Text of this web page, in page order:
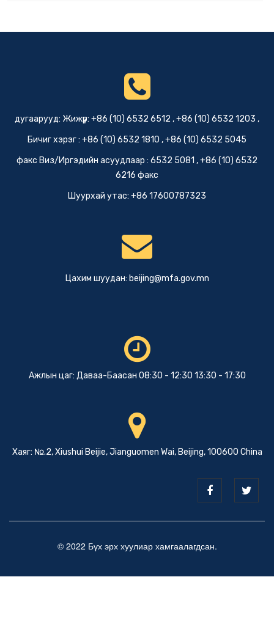
дугаарууд: Жижүүр: +86 (10) 6532 6512 , +86 (10) 6532 1203 ,
Бичиг хэрэг : +86 (10) 6532 1810 , +86 (10) 6532 5045
факс Виз/Иргэдийн асуудлаар : 6532 5081 , +86 (10) 6532
6216 факс
Шуурхай утас: +86 17600787323
Цахим шуудан: beijing@mfa.gov.mn
Ажлын цаг: Даваа-Баасан 08:30 - 12:30 13:30 - 17:30
Хаяг: №.2, Xiushui Beijie, Jianguomen Wai, Beijing, 100600 China
© 2022 Бүх эрх хуулиар хамгаалагдсан.